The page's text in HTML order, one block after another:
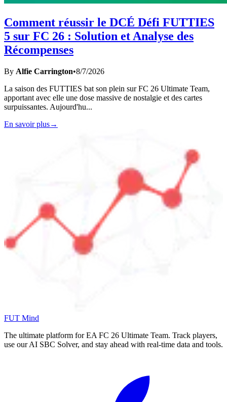
Comment réussir le DCÉ Défi FUTTIES
5 sur FC 26 : Solution et Analyse des
Récompenses
By Alfie Carrington•8/7/2026
La saison des FUTTIES bat son plein sur FC 26 Ultimate Team,
apportant avec elle une dose massive de nostalgie et des cartes
surpuissantes. Aujourd'hu...
En savoir plus→
FUT Mind
The ultimate platform for EA FC 26 Ultimate Team. Track players,
use our AI SBC Solver, and stay ahead with real-time data and tools.